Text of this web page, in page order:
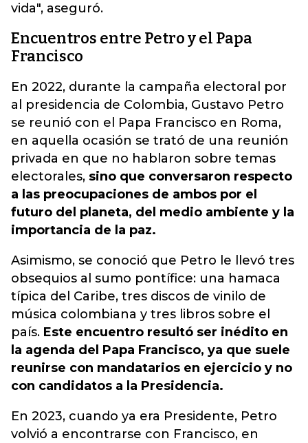
vida", aseguró.
Encuentros entre Petro y el Papa
Francisco
En 2022, durante la campaña electoral por
al presidencia de Colombia, Gustavo Petro
se reunió con el Papa Francisco en Roma,
en aquella ocasión se trató de una reunión
privada en que no hablaron sobre temas
electorales, sino que conversaron respecto
a las preocupaciones de ambos por el
futuro del planeta, del medio ambiente y la
importancia de la paz.
Asimismo, se conoció que Petro le llevó tres
obsequios al sumo pontífice: una hamaca
típica del Caribe, tres discos de vinilo de
música colombiana y tres libros sobre el
país. Este encuentro resultó ser inédito en
la agenda del Papa Francisco, ya que suele
reunirse con mandatarios en ejercicio y no
con candidatos a la Presidencia.
En 2023, cuando ya era Presidente, Petro
volvió a encontrarse con Francisco, en